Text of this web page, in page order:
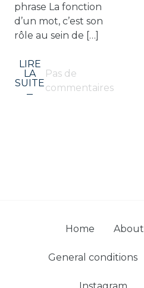
phrase La fonction
d’un mot, c’est son
rôle au sein de […]
LIRE
LA
SUITE
Pas de
commentaires
Home About
General conditions